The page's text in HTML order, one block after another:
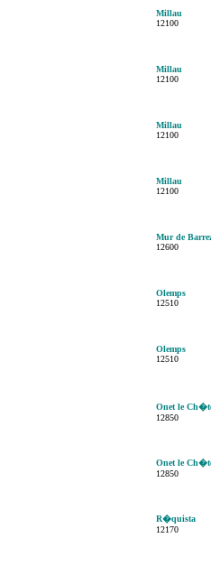
Millau
12100
Millau
12100
Millau
12100
Millau
12100
Mur de
12600
Olemps
12510
Olemps
12510
Onet le
12850
Onet le
12850
R�quista
12170